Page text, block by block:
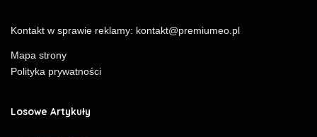
Kontakt w sprawie reklamy: kontakt@premiumeo.pl
Mapa strony
Polityka prywatności
Losowe Artykuły